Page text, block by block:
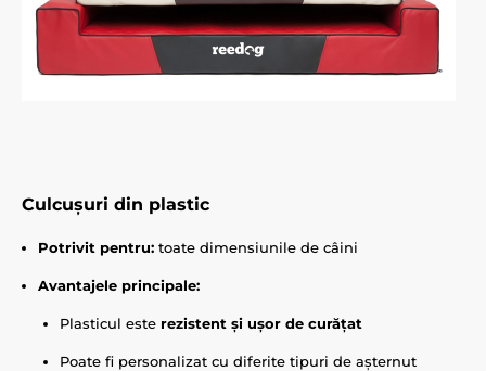
Culcușuri din plastic
Potrivit pentru: toate dimensiunile de câini
Avantajele principale:
Plasticul este rezistent și ușor de curățat
Poate fi personalizat cu diferite tipuri de așternut